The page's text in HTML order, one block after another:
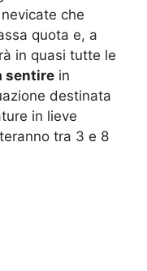
che
quota e, a
in quasi tutte le
sentire in
destinata
in lieve
tra 3 e 8